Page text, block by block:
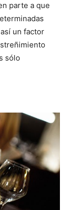
parte a que
un factor
sólo